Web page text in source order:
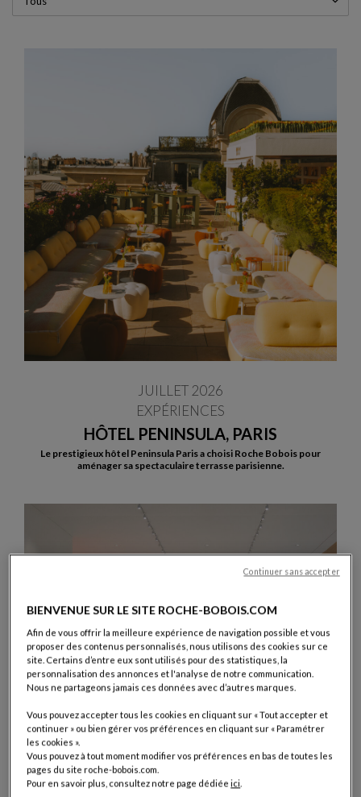
HÔTEL PENINSULA, PARIS
JUILLET 2026
EXPÉRIENCES
Le prestigieux hôtel Peninsula Paris a choisi Roche Bobois pour
aménager sa spectaculaire terrasse parisienne.
BIENVENUE SUR LE SITE ROCHE-BOBOIS.COM
Afin de vous offrir la meilleure expérience de navigation possible et vous
proposer des contenus personnalisés, nous utilisons des cookies sur ce
site. Certains d’entre eux sont utilisés pour des statistiques, la
personnalisation des annonces et l'analyse de notre communication.
Nous ne partageons jamais ces données avec d’autres marques.
Vous pouvez accepter tous les cookies en cliquant sur « Tout accepter et
continuer » ou bien gérer vos préférences en cliquant sur « Paramétrer
les cookies ».
Vous pouvez à tout moment modifier vos préférences en bas de toutes les
pages du site roche-bobois.com.
Pour en savoir plus, consultez notre page dédiéeici.
Continuer sans accepter